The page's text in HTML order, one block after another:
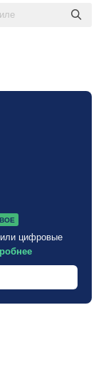
цифровые